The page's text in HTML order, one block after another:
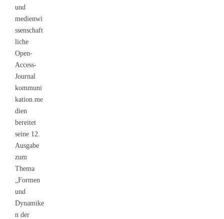
und
medienwi
ssenschaft
liche
Open-
Access-
Journal
kommuni
kation.me
dien
bereitet
seine 12.
Ausgabe
zum
Thema
„Formen
und
Dynamike
n der